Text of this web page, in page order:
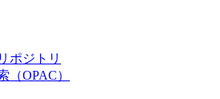
ポジトリ
（OPAC）